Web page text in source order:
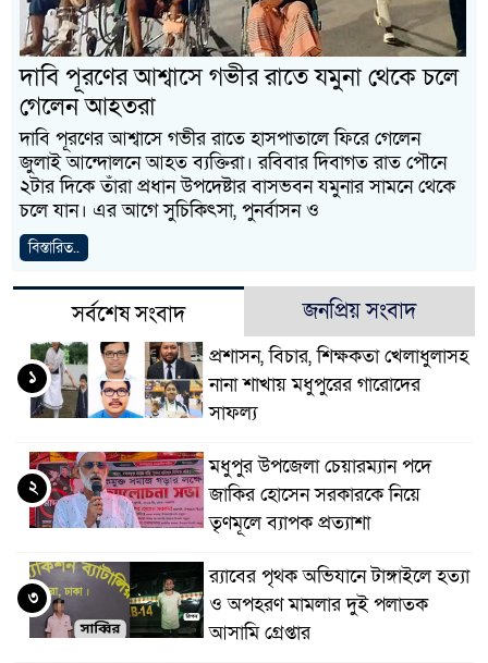
দাবি পূরণের আশ্বাসে গভীর রাতে যমুনা থেকে চলে
গেলেন আহতরা
দাবি পূরণের আশ্বাসে গভীর রাতে হাসপাতালে ফিরে গেলেন
জুলাই আন্দোলনে আহত ব্যক্তিরা। রবিবার দিবাগত রাত পৌনে
২টার দিকে তাঁরা প্রধান উপদেষ্টার বাসভবন যমুনার সামনে থেকে
চলে যান। এর আগে সুচিকিৎসা, পুনর্বাসন ও
বিস্তারিত..
সর্বশেষ সংবাদ জনপ্রিয় সংবাদ
প্রশাসন, বিচার, শিক্ষকতা খেলাধুলাসহ
নানা শাখায় মধুপুরের গারোদের
সাফল্য
১
মধুপুর উপজেলা চেয়ারম্যান পদে
জাকির হোসেন সরকারকে নিয়ে
তৃণমূলে ব্যাপক প্রত্যাশা
২
র‌্যাবের পৃথক অভিযানে টাঙ্গাইলে হত্যা
ও অপহরণ মামলার দুই পলাতক
আসামি গ্রেপ্তার
৩